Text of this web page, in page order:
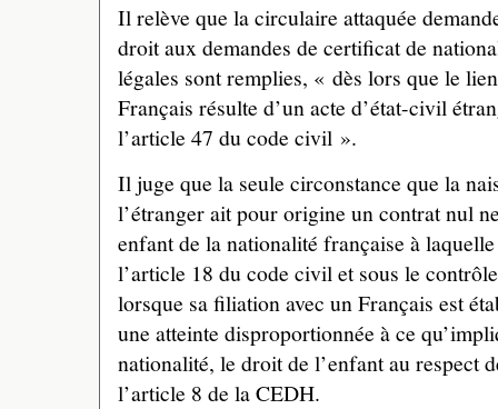
Il relève que la circulaire attaquée
droit aux demandes de certificat de
légales sont remplies, « dès lors que le
Français résulte d’un acte d’état-civil
l’article 47 du code civil ».
Il juge que la seule circonstance que la
l’étranger ait pour origine un contrat nul
enfant de la nationalité française à
l’article 18 du code civil et sous le
lorsque sa filiation avec un Français est
une atteinte disproportionnée à ce
nationalité, le droit de l’enfant au respect
l’article 8 de la CEDH.